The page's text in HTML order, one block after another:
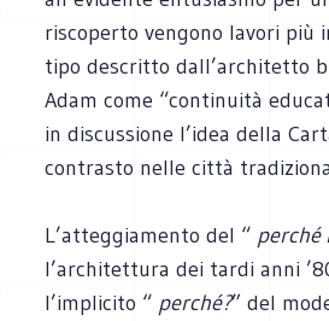
riscoperto vengono lavori più
tipo descritto dall’architetto
Adam come “continuità
in discussione l’idea della
contrasto nelle città
L’atteggiamento del “ perché
l’architettura dei tardi anni
l’implicito “ perché?” del